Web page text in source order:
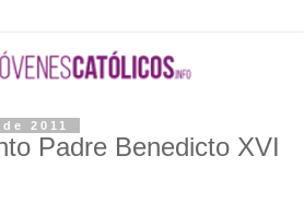
2011
Padre Benedicto XVI